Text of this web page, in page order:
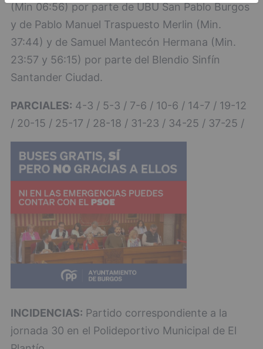
(Min 06:56) por parte de UBU San Pablo Burgos
y de Pablo Manuel Traspuesto Merlin (Min.
37:44) y de Samuel Mantecón Hermana (Min.
23:57 y 56:15) por parte del Blendio Sinfín
Santander Ciudad.
PARCIALES: 4-3 / 5-3 / 7-6 / 10-6 / 14-7 / 19-12
/ 20-15 / 25-17 / 28-18 / 31-23 / 34-25 / 37-25 /
INCIDENCIAS: Partido correspondiente a la
jornada 30 en el Polideportivo Municipal de El